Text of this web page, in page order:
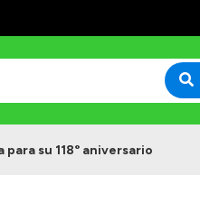
su 118° aniversario